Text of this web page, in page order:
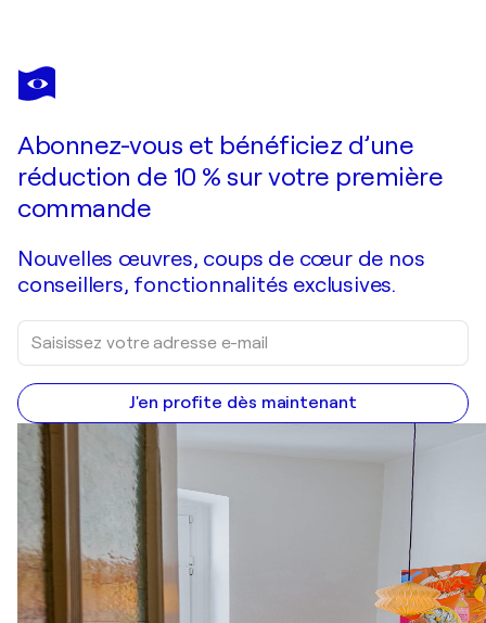
Abonnez-vous et bénéficiez d’une
réduction de 10 % sur votre première
commande
Nouvelles œuvres, coups de cœur de nos
conseillers, fonctionnalités exclusives.
J'en profite dès maintenant